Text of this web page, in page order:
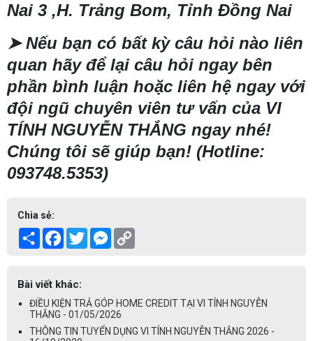
Nai 3 ,H. Trảng Bom, Tỉnh Đồng Nai
➤Nếu bạn có bất kỳ câu hỏi nào liên
quan hãy để lại câu hỏi ngay bên
phần bình luận hoặc liên hệ ngay với
đội ngũ chuyên viên tư vấn của VI
TÍNH NGUYỄN THẮNG ngay nhé!
Chúng tôi sẽ giúp bạn! (Hotline:
093748.5353)
Chia sẻ:
Share Facebook
TwitterMessenger
Bài viết khác:
ĐIỀU KIỆN TRẢ GÓP HOME CREDIT TẠI VI TÍNH NGUYỄN
THẮNG - 01/05/2026
THÔNG TIN TUYỂN DỤNG VI TÍNH NGUYỄN THẮNG 2026 -